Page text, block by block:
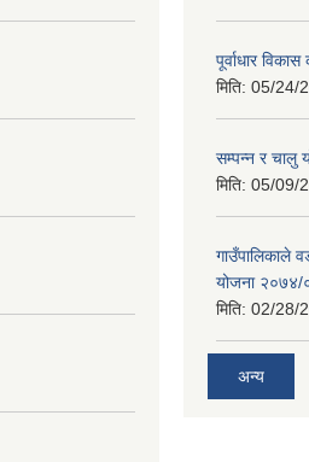
पूर्वाधार
मिति: 05/24/
सम्पन्न र चालु
मिति: 05/09/
गाउँपालिकाले
योजना २०७४/
मिति: 02/28/
अन्य